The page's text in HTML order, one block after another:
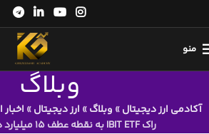
منو
وبلاگ
آکادمی ارز دیجیتال» وبلاگ» ارز دیجیتال»
راک IBIT ETF به نقطه عطف ۱۵ میلیارد دلار نزدیک شد